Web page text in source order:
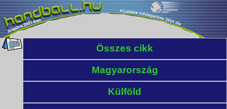
Összes cikk
Magyarország
Külföld